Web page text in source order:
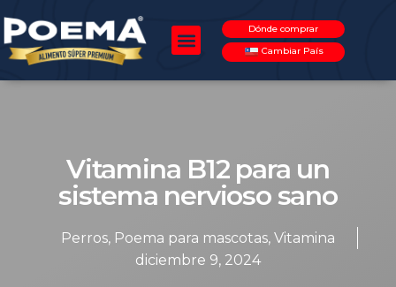
Dónde comprar
Cambiar País
Vitamina B12 para un
sistema nervioso sano
Perros, Poema para mascotas, Vitamina
diciembre 9, 2024